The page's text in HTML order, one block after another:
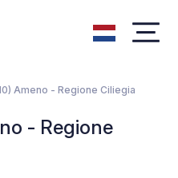
Ameno - Regione Ciliegia
- Regione